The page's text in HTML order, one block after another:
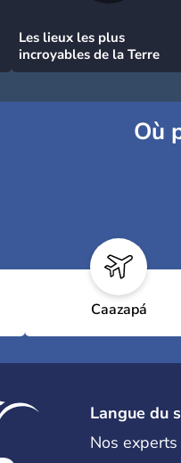
Les lieux les plus
incroyables de la Terre
Où
Caazapá
Langue du
Nos